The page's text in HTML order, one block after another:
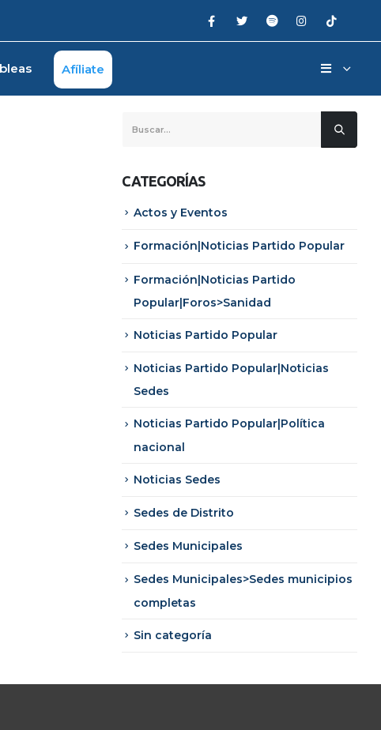
Afíliate
CATEGORÍAS
Actos y Eventos
Formación|Noticias Partido Popular
Formación|Noticias Partido
Popular|Foros>Sanidad
Noticias Partido Popular
Noticias Partido Popular|Noticias
Sedes
Noticias Partido Popular|Política
nacional
Noticias Sedes
Sedes de Distrito
Sedes Municipales
Sedes Municipales>Sedes municipios
completas
Sin categoría